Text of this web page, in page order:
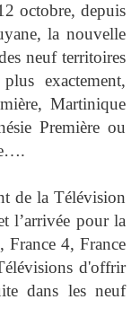
octobre, depuis
la nouvelle
neuf territoires
exactement,
Martinique
Première ou
de la Télévision
l’arrivée pour la
France 4, France
d'offrir
dans les neuf